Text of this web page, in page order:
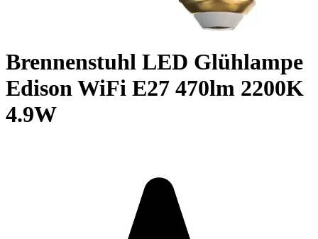
Brennenstuhl LED Glühlampe
Edison WiFi E27 470lm 2200K
4.9W